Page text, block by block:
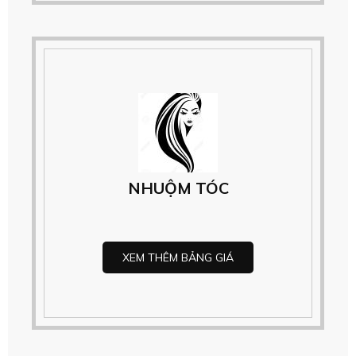
NHUỘM TÓC
XEM THÊM BẢNG GIÁ